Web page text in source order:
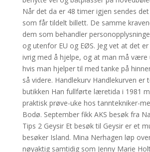
Når det da er 48 timer igjen sendes
som får tildelt billett. De samme
dem som behandler
og utenfor EU og EØS. Jeg vet at det
ivrig med å hjelpe, og at man må være
hvis man hjelper til med tanke på
så videre. Handlekurv Handlekurven er
butikken Han fullførte læretida i 1981
praktisk prøve-uke hos tanntekniker-
Bodø. September fikk AKS besøk fra
Tips 2 Geysir Et besøk til Geysir er et
besøker Island. Mina Nerhagen løp
nøyaktig samtidig som Jenny Marie